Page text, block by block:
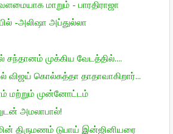
மாறும் - பாரதிராஜா
-அலிஷா அப்துல்லா
முக்கிய வேடத்தில்....
விஜய் கொல்கத்தா தாதாவாகிறார்...
மற்றும் முன்னோட்டம்
அமலாபால்!
திருமணம் டுபாய் இன்ஜினியரை